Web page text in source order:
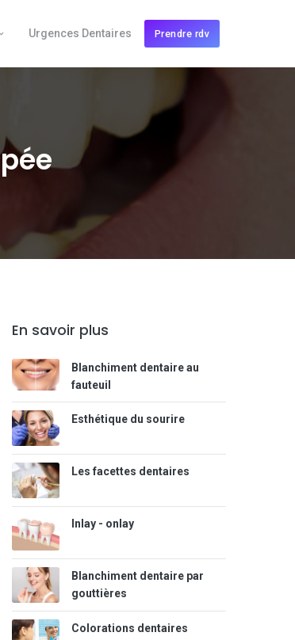
Urgences Dentaires Prendre rdv
En savoir plus
Blanchiment dentaire au
fauteuil
Esthétique du sourire
Les facettes dentaires
Inlay - onlay
Blanchiment dentaire par
gouttières
Colorations dentaires